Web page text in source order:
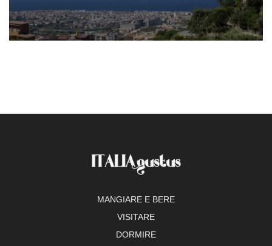
MANGIARE E BERE
VISITARE
DORMIRE